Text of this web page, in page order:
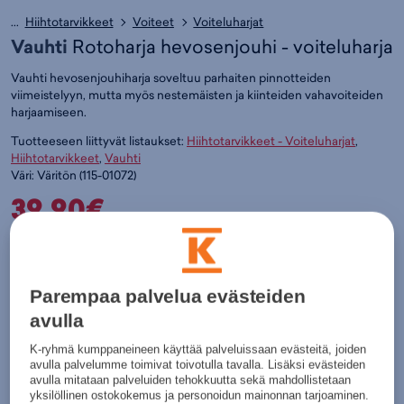
... Hiihtotarvikkeet Voiteet Voiteluharjat
Vauhti Rotoharja hevosenjouhi - voiteluharja
Vauhti hevosenjouhiharja soveltuu parhaiten pinnotteiden
viimeistelyyn, mutta myös nestemäisten ja kiinteiden vahavoiteiden
harjaamiseen.
Tuotteeseen liittyvät listaukset: Hiihtotarvikkeet - Voiteluharjat,
Hiihtotarvikkeet, Vauhti
Väri: Väritön (115-01072)
39,90€
Väritön
Lisää ostoskoriin
Tarkista saatavuus ja nouda myymälästä
Parempaa palvelua evästeiden
avulla
K-ryhmä kumppaneineen käyttää palveluissaan evästeitä, joiden
avulla palvelumme toimivat toivotulla tavalla. Lisäksi evästeiden
avulla mitataan palveluiden tehokkuutta sekä mahdollistetaan
yksilöllinen ostokokemus ja personoidun mainonnan tarjoaminen.